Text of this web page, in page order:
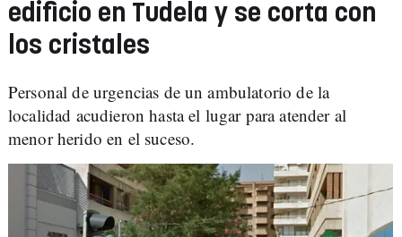
edificio en Tudela y se corta con
los cristales
Personal de urgencias de un ambulatorio de la
localidad acudieron hasta el lugar para atender al
menor herido en el suceso.